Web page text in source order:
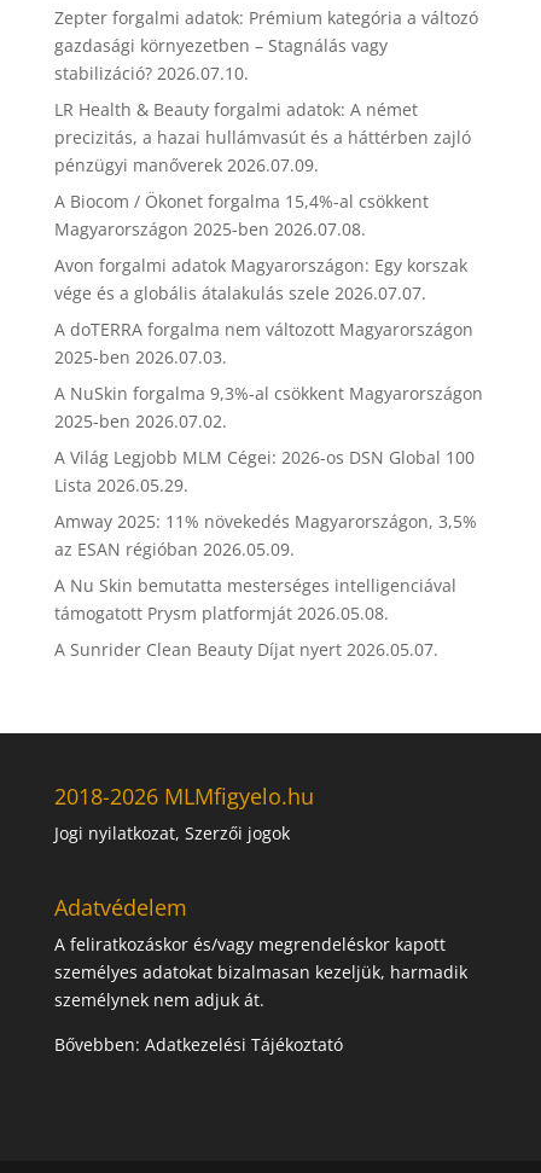
Zepter forgalmi adatok: Prémium kategória a változó
gazdasági környezetben – Stagnálás vagy
stabilizáció? 2026.07.10.
LR Health & Beauty forgalmi adatok: A német
precizitás, a hazai hullámvasút és a háttérben zajló
pénzügyi manőverek 2026.07.09.
A Biocom / Ökonet forgalma 15,4%-al csökkent
Magyarországon 2025-ben 2026.07.08.
Avon forgalmi adatok Magyarországon: Egy korszak
vége és a globális átalakulás szele 2026.07.07.
A doTERRA forgalma nem változott Magyarországon
2025-ben 2026.07.03.
A NuSkin forgalma 9,3%-al csökkent Magyarországon
2025-ben 2026.07.02.
A Világ Legjobb MLM Cégei: 2026-os DSN Global 100
Lista 2026.05.29.
Amway 2025: 11% növekedés Magyarországon, 3,5%
az ESAN régióban 2026.05.09.
A Nu Skin bemutatta mesterséges intelligenciával
támogatott Prysm platformját 2026.05.08.
A Sunrider Clean Beauty Díjat nyert 2026.05.07.
2018-2026 MLMfigyelo.hu
Jogi nyilatkozat, Szerzői jogok
Adatvédelem
A feliratkozáskor és/vagy megrendeléskor kapott
személyes adatokat bizalmasan kezeljük, harmadik
személynek nem adjuk át.
Bővebben: Adatkezelési Tájékoztató